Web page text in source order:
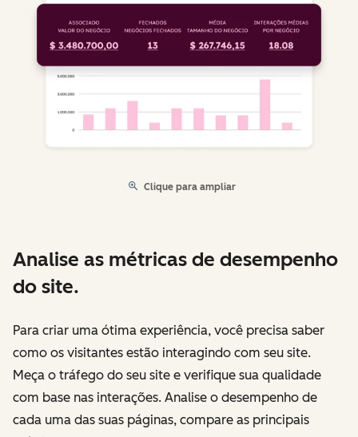
Clique para ampliar
Analise as métricas de desempenho
do site.
Para criar uma ótima experiência, você precisa saber
como os visitantes estão interagindo com seu site.
Meça o tráfego do seu site e verifique sua qualidade
com base nas interações. Analise o desempenho de
cada uma das suas páginas, compare as principais